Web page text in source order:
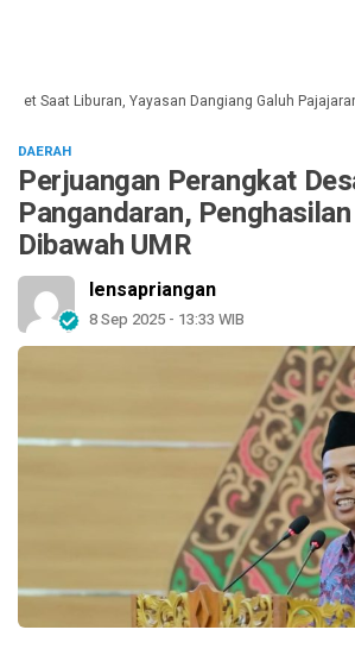
Saat Liburan, Yayasan Dangiang Galuh
DAERAH
Perjuangan Perangkat
Pangandaran,
Dibawah UMR
lensapriangan
8 Sep 2025 - 13:33 WIB